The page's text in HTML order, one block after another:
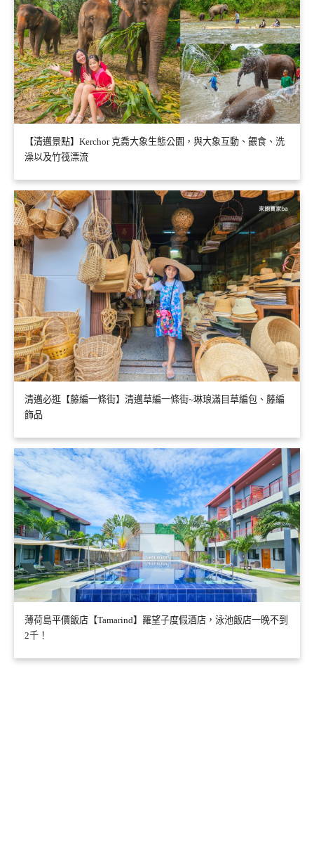
【清邁景點】Kerchor 克喬大象生態公園，與大象互動、餵食、洗
澡以及竹筏漂流
清邁必逛【藤編一條街】清邁草編一條街~琳琅滿目草編包、藤編
飾品
薄荷島平價飯店【Tamarind】羅望子度假酒店，泳池飯店一晚不到
2千！